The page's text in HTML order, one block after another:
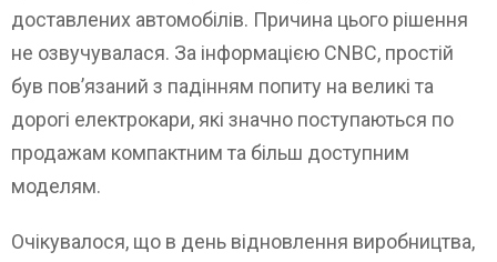
доставлених автомобілів. Причина цього рішення
не озвучувалася. За інформацією CNBC, простій
був пов’язаний з падінням попиту на великі та
дорогі електрокари, які значно поступаються по
продажам компактним та більш доступним
моделям.
Очікувалося, що в день відновлення виробництва,